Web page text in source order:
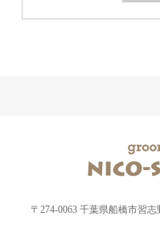
〒274-0063 千葉県船橋市習